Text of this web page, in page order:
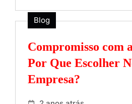
Blog
Compromisso com
Por Que Escolher
Empresa?